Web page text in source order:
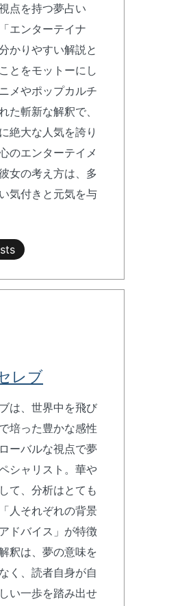
点を持つ夢占い
エンターテイナ
かりやすい解説と
とをモットーにし
メやポップカルチ
た斬新な解釈で、
絶大な人気を誇り
のエンターテイメ
女の考え方は、多
気付きと元気を与
レブ
は、世界中を飛び
培った豊かな感性
ーバルな視点で夢
シャリスト。華や
て、分析はとても
人それぞれの背景
ドバイス」が特徴
釈は、夢の意味を
く、読者自身が自
い一歩を踏み出せ